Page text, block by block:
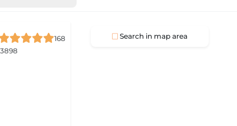
168
Search in map area